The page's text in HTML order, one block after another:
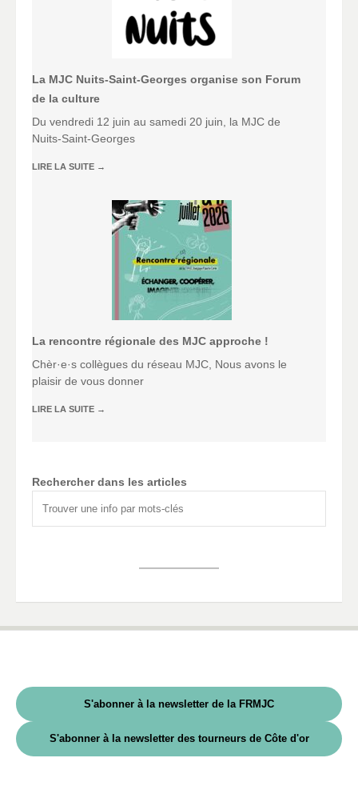
La MJC Nuits-Saint-Georges organise son Forum
de la culture
Du vendredi 12 juin au samedi 20 juin, la MJC de
Nuits-Saint-Georges
LIRE LA SUITE →
La rencontre régionale des MJC approche !
Chèr·e·s collègues du réseau MJC, Nous avons le
plaisir de vous donner
LIRE LA SUITE →
Rechercher dans les articles
S'abonner à la newsletter de la FRMJC
S'abonner à la newsletter des tourneurs de Côte d'or